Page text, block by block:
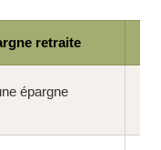
retraite
épargne